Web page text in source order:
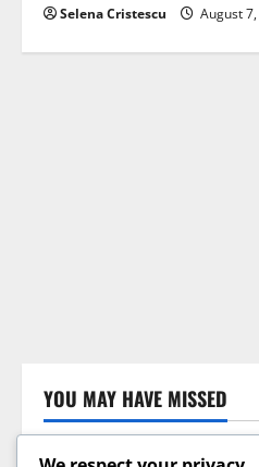
Selena Cristescu August
YOU MAY HAVE MISSED
public